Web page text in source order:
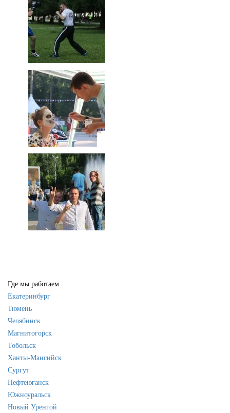
Где мы работаем
Екатеринбург
Тюмень
Челябинск
Магнитогорск
Тобольск
Ханты-Мансийск
Сургут
Нефтеюганск
Южноуральск
Новый Уренгой